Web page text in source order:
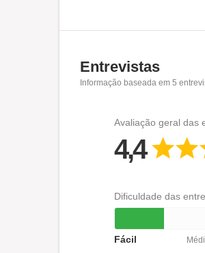
Entrevistas
Informação baseada em 5
Avaliação geral das
4,4
Dificuldade das
Fácil